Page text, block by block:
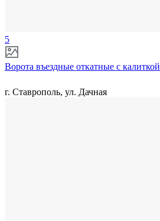
5
Ворота въездные откатные с калиткой
г. Ставрополь, ул. Дачная